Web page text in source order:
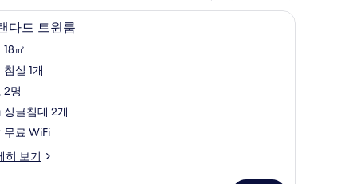
구, 셀렉트 컴포트 침대, 책상 스탠다드 트윈룸 | 이집트산 면 시트, 고급 침
다드 트윈룸
18㎡
침실 1개
2명
싱글침대 2개
무료 WiFi
히 보기